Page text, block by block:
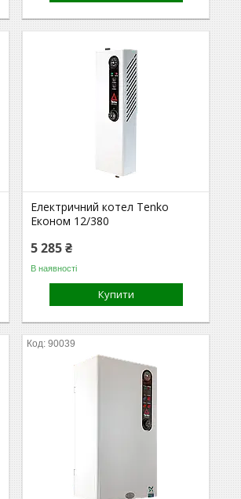
Електричний котел Tenko
Економ 12/380
5 285 ₴
В наявності
Купити
90039